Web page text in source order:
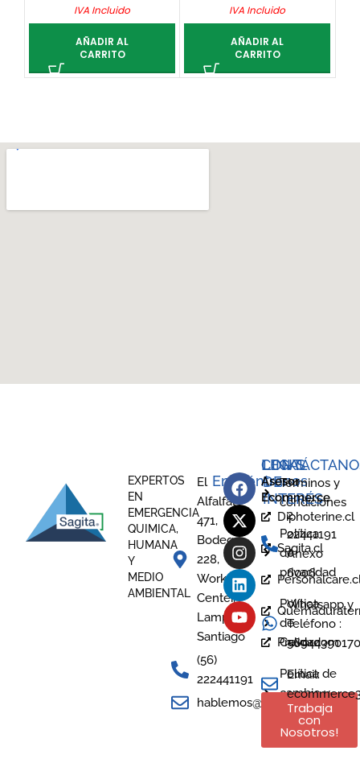
IVA Incluido
AÑADIR AL
CARRITO
IVA Incluido
AÑADIR AL
CARRITO
EXPERTOS
EN
EMERGENCIA
QUIMICA,
HUMANA
Y
MEDIO
AMBIENTAL
El
Alfalfal
471,
Bodega
228,
Work
Center,
Lampa -
Santiago
(56)
222441191
hablemos@sagita.cl
Encuéntranos
LEGAL
Términos y
condiciones
Política
de
privacidad
Política
de
Calidad
Política de
cambio y
devoluciones
LINKS
DE
INTERÉS
Diphoterine.cl
Sagita.cl
Prevor.com
Trabaja
con
Nosotros!
Asesor
Ecommerce
2
22441191
Anexo
6006
Whatsapp y
Teléfono :
56944390170
Email: